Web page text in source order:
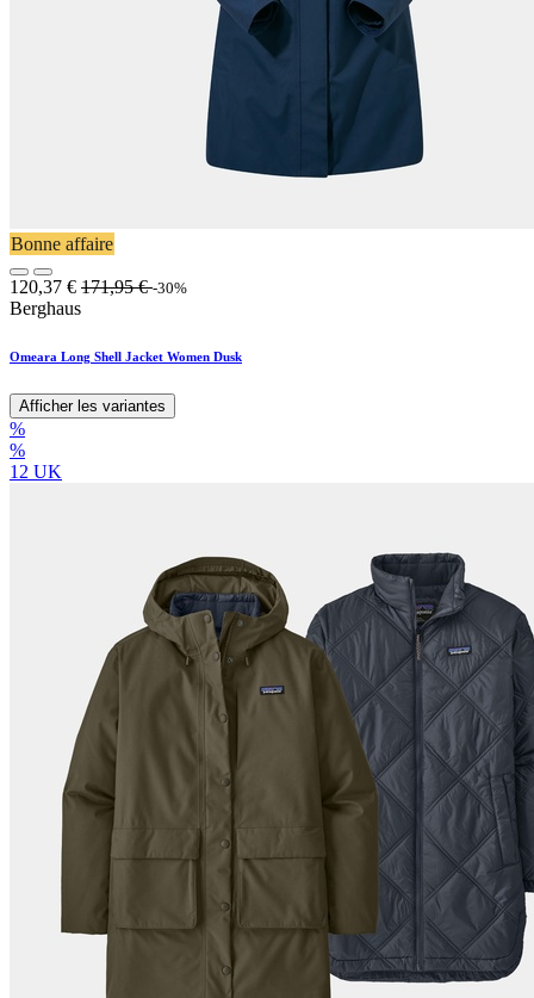
Bonne affaire
120,37 € 171,95€ -30%
Berghaus
Omeara Long Shell Jacket Women Dusk
Afficher les variantes
%
%
12 UK